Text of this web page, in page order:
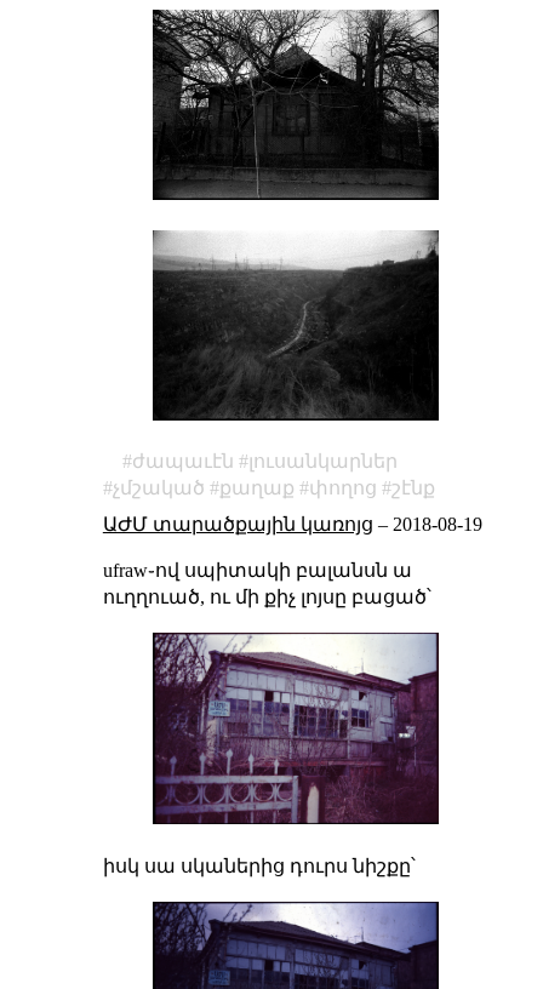
ժապաւէն
լուսանկարներ
չմշակած
քաղաք փողոց
շէնք
ԱԺՄ տարածքային կառոյց – 2018-08-19
ufraw֊ով սպիտակի բալանսն ա
ուղղուած, ու մի քիչ լոյսը բացած՝
իսկ սա սկաներից դուրս նիշքը՝